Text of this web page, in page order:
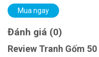
Được
xếp
hạng
5
sao
Mua ngay
Đánh giá (0)
Review Tranh Gốm